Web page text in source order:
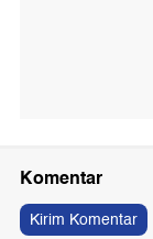
Komentar
Kirim Komentar